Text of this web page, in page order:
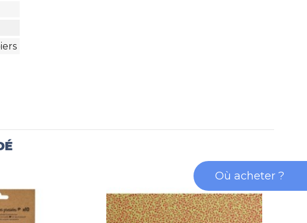
Où acheter ?